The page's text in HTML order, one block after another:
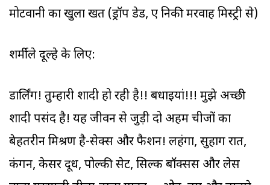
मोटवानी का खुला खत (ड्रॉप डेड, ए निकी मरवाह मिस्ट्री से)
शर्मीले दूल्हे के लिए:
डार्लिंग! तुम्हारी शादी हो रही है!! बधाइयां!!! मुझे अच्छी
शादी पसंद है! यह जीवन से जुड़ी दो अहम चीजों का
बेहतरीन मिश्रण है-सेक्स और फैशन! लहंगा, सुहाग रात,
कंगन, केसर दूध, पोल्की सेट, सिल्क बॉक्सर्स और लेस